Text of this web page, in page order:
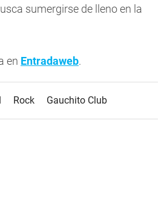
sumergirse de lleno en la
en Entradaweb.
Rock Gauchito Club